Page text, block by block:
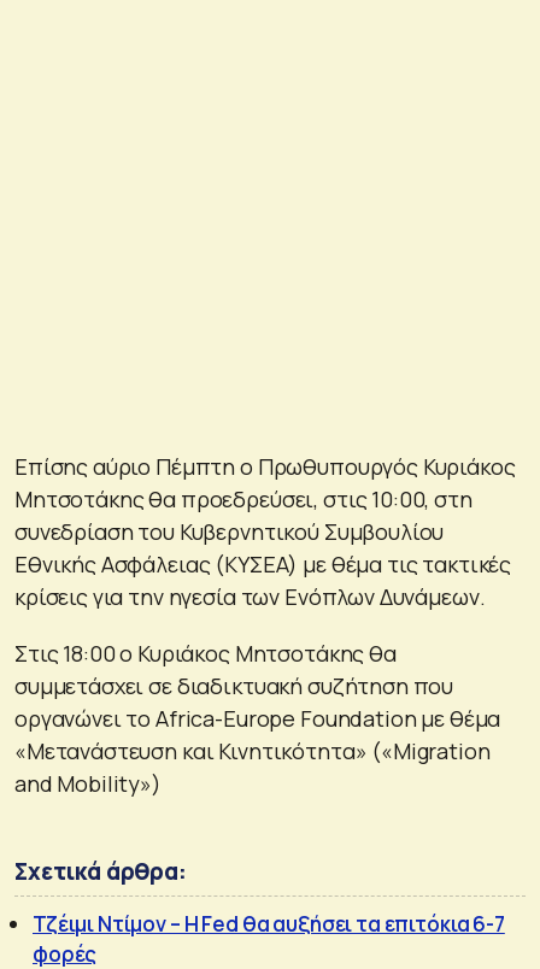
Επίσης αύριο Πέμπτη ο Πρωθυπουργός Κυριάκος
Μητσοτάκης θα προεδρεύσει, στις 10:00, στη
συνεδρίαση του Κυβερνητικού Συμβουλίου
Εθνικής Ασφάλειας (ΚΥΣΕΑ) με θέμα τις τακτικές
κρίσεις για την ηγεσία των Ενόπλων Δυνάμεων.
Στις 18:00 ο Κυριάκος Μητσοτάκης θα
συμμετάσχει σε διαδικτυακή συζήτηση που
οργανώνει το Africa-Europe Foundation με θέμα
«Μετανάστευση και Κινητικότητα» («Migration
and Mobility»)
Σχετικά άρθρα:
Τζέιμι Ντίμον – H Fed θα αυξήσει τα επιτόκια 6-7
φορές